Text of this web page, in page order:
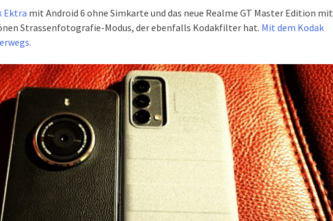
Ektra mit Android 6 ohne Simkarte und das neue Realme GT Master Edition mit
Strassenfotografie-Modus, der ebenfalls Kodakfilter hat. Mit dem Kodak